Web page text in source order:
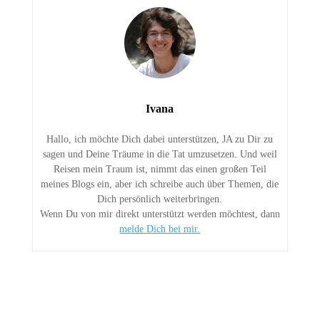
Ivana
Hallo, ich möchte Dich dabei unterstützen, JA zu Dir zu
sagen und Deine Träume in die Tat umzusetzen. Und weil
Reisen mein Traum ist, nimmt das einen großen Teil
meines Blogs ein, aber ich schreibe auch über Themen, die
Dich persönlich weiterbringen.
Wenn Du von mir direkt unterstützt werden möchtest, dann
melde Dich bei mir.